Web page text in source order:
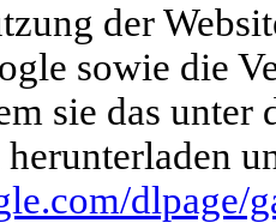
der
sowie die
sie das
dlpage/